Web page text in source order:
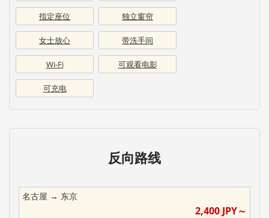
指定座位 独立窗帘
女士放心 带洗手间
Wi-Fi 可观看电影
可充电
反向路线
名古屋 → 东京
2,400 JPY～